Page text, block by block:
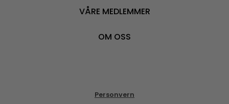
VÅRE MEDLEMMER
OM OSS
Personvern